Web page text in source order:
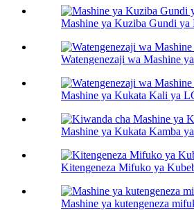
Mashine ya Kuziba Gundi
Watengenezaji wa Mashine
Mashine ya Kukata Kali ya
Mashine ya Kukata Kamba
Kitengeneza Mifuko ya
Mashine ya kutengeneza